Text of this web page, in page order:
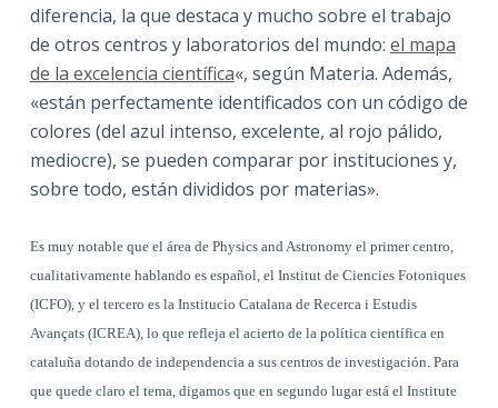
diferencia, la que destaca y mucho sobre el trabajo
de otros centros y laboratorios del mundo: el mapa
de la excelencia científica«, según Materia. Además,
«están perfectamente identificados con un código de
colores (del azul intenso, excelente, al rojo pálido,
mediocre), se pueden comparar por instituciones y,
sobre todo, están divididos por materias».
Es muy notable que el área de Physics and Astronomy el primer centro,
cualitativamente hablando es español, el Institut de Ciencies Fotoniques
(ICFO), y el tercero es la Institucio Catalana de Recerca i Estudis
Avançats (ICREA), lo que refleja el acierto de la política científica en
cataluña dotando de independencia a sus centros de investigación. Para
que quede claro el tema, digamos que en segundo lugar está el Institute